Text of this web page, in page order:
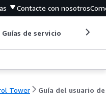
Contacte con nosotros
Guías de servicio
Tower Guía del usuario de